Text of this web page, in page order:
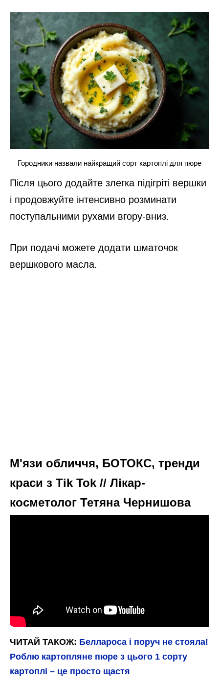
Городники назвали найкращий сорт картоплі для пюре
Після цього додайте злегка підігріті вершки
і продовжуйте інтенсивно розминати
поступальними рухами вгору-вниз.
При подачі можете додати шматочок
вершкового масла.
М'язи обличчя, БОТОКС, тренди
краси з Tik Tok // Лікар-
косметолог Тетяна Чернишова
ЧИТАЙ ТАКОЖ: Беллароса і поруч не стояла!
Роблю картопляне пюре з цього 1 сорту
картоплі – це просто щастя